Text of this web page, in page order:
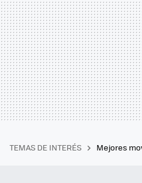
TEMAS DE INTERÉS Mejores